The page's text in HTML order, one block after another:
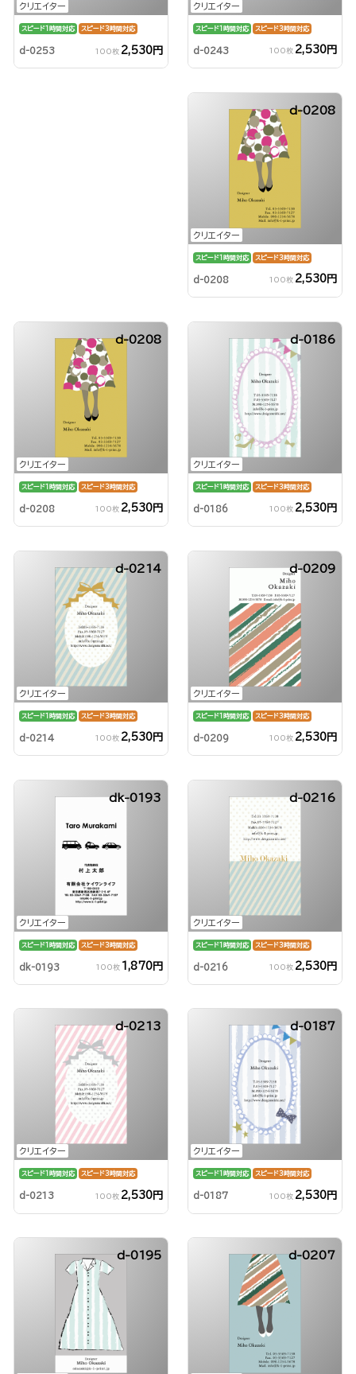
クリエイター
スピード1時間対応 スピード3時間対応
d-0253 100枚 2,530円
クリエイター
スピード1時間対応 スピード3時間対応
d-0243 100枚 2,530円
クリエイター
d-0208
スピード1時間対応 スピード3時間対応
d-0208 100枚 2,530円
クリエイター
d-0208
スピード1時間対応 スピード3時間対応
d-0208 100枚 2,530円
クリエイター
d-0186
スピード1時間対応 スピード3時間対応
d-0186 100枚 2,530円
クリエイター
d-0214
スピード1時間対応 スピード3時間対応
d-0214 100枚 2,530円
クリエイター
d-0209
スピード1時間対応 スピード3時間対応
d-0209 100枚 2,530円
クリエイター
dk-0193
スピード1時間対応 スピード3時間対応
dk-0193 100枚 1,870円
クリエイター
d-0216
スピード1時間対応 スピード3時間対応
d-0216 100枚 2,530円
クリエイター
d-0213
スピード1時間対応 スピード3時間対応
d-0213 100枚 2,530円
クリエイター
d-0187
スピード1時間対応 スピード3時間対応
d-0187 100枚 2,530円
d-0195 d-0207